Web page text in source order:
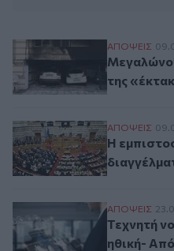
ΑΠΟΨΕΙΣ
της
Η
ΑΠΟΨΕΙΣ
Η
Τεχνητή
ΑΠΟΨΕΙΣ
Τεχνητή
ηθική-